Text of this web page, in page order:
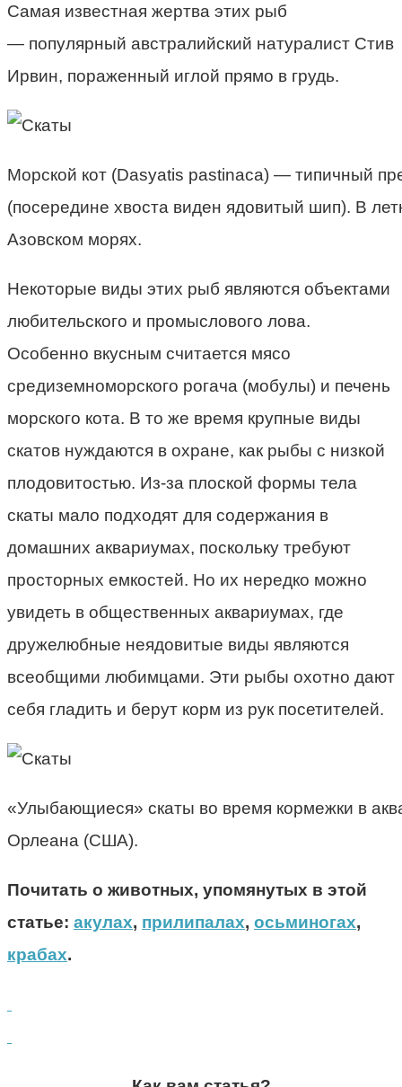
Самая известная жертва этих рыб
— популярный австралийский натуралист Стив
Ирвин, пораженный иглой прямо в грудь.
Морской кот (Dasyatis pastinaca) — типичный
(посередине хвоста виден ядовитый шип). В
Азовском морях.
Некоторые виды этих рыб являются объектами
любительского и промыслового лова.
Особенно вкусным считается мясо
средиземноморского рогача (мобулы) и печень
морского кота. В то же время крупные виды
скатов нуждаются в охране, как рыбы с низкой
плодовитостью. Из-за плоской формы тела
скаты мало подходят для содержания в
домашних аквариумах, поскольку требуют
просторных емкостей. Но их нередко можно
увидеть в общественных аквариумах, где
дружелюбные неядовитые виды являются
всеобщими любимцами. Эти рыбы охотно дают
себя гладить и берут корм из рук посетителей.
«Улыбающиеся» скаты во время кормежки в
Орлеана (США).
Почитать о животных, упомянутых в этой
статье: акулах, прилипалах, осьминогах,
крабах.